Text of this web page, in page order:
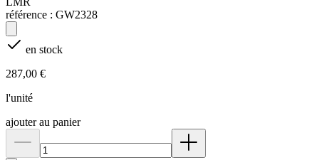
référence : GW2328
en stock
287,00 €
l'unité
ajouter au panier